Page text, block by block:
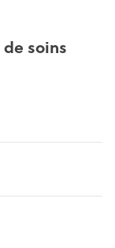
soins